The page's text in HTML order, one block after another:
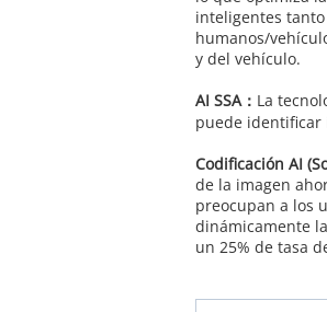
inteligentes
humanos/
y del vehículo.
AI SSA： La
puede identificar
Codificación AI
de la imagen
preocupan a los
dinámicamente
un 25% de tasa